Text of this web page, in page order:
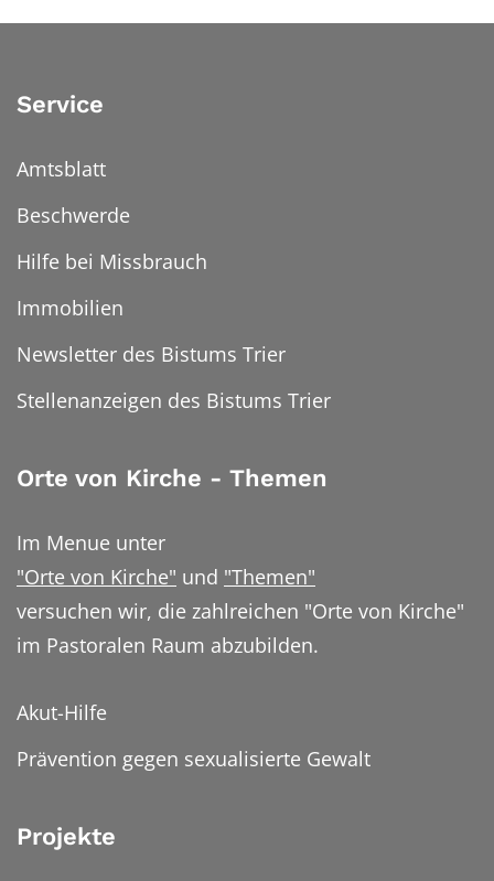
Service
Amtsblatt
Beschwerde
Hilfe bei Missbrauch
Immobilien
Newsletter des Bistums Trier
Stellenanzeigen des Bistums Trier
Orte von Kirche - Themen
Im Menue unter
"Orte von Kirche" und "Themen"
versuchen wir, die zahlreichen "Orte von Kirche"
im Pastoralen Raum abzubilden.
Akut-Hilfe
Prävention gegen sexualisierte Gewalt
Projekte